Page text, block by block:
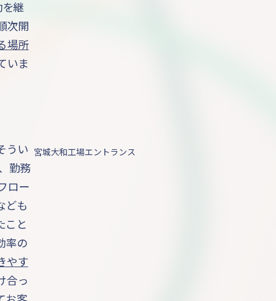
継
次開
場所
いま
うい
勤務
ロー
ども
こと
率の
やす
合っ
宮城大和工場エントランス